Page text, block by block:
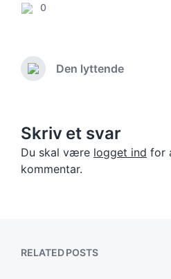
in
Comments
0
PreviousDen lyttende
Skriv et svar
Du skal være logget ind for
kommentar.
RELATED POSTS